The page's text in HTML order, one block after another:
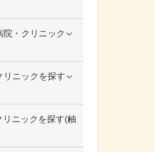
・クリニック
リニックを探す
ニックを探す(柚